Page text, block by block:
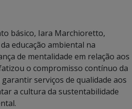
básico, Iara Marchioretto,
educação ambiental na
de mentalidade em relação aos
o compromisso contínuo da
serviços de qualidade aos
a cultura da sustentabilidade